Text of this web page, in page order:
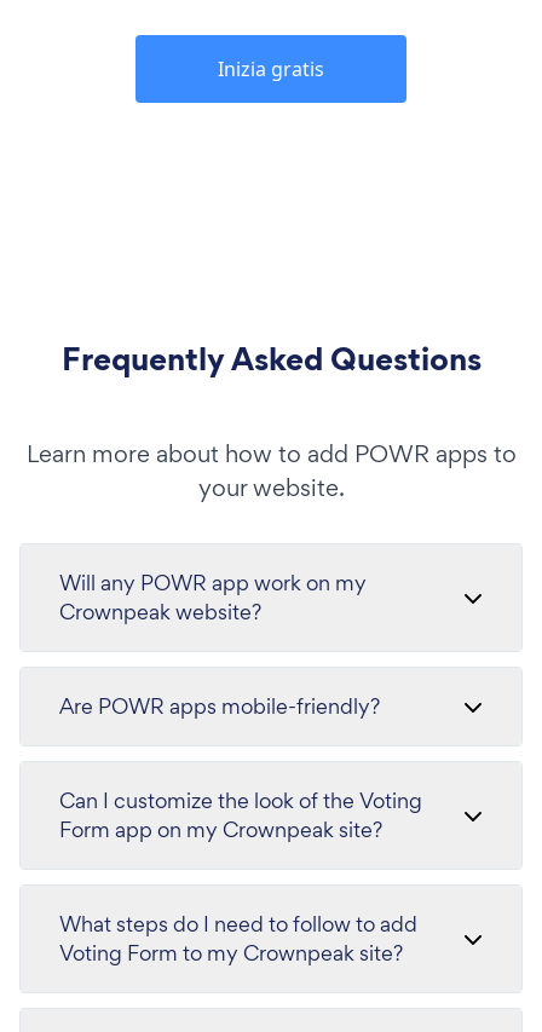
Inizia gratis
Frequently Asked Questions
Learn more about how to add POWR apps to
your website.
Will any POWR app work on my
Crownpeak website?
Are POWR apps mobile-friendly?
Can I customize the look of the Voting
Form app on my Crownpeak site?
What steps do I need to follow to add
Voting Form to my Crownpeak site?